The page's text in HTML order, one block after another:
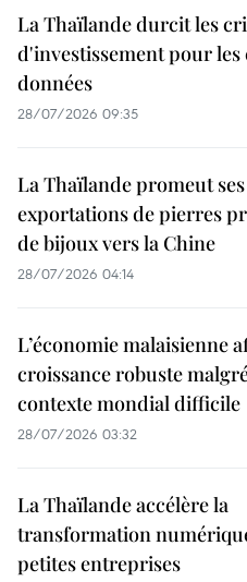
La Thaïlande durcit les
d'investissement pour les
données
28/07/2026 09:35
La Thaïlande promeut ses
exportations de pierres
de bijoux vers la Chine
28/07/2026 04:14
L’économie malaisienne
croissance robuste
contexte mondial difficile
28/07/2026 03:32
La Thaïlande accélère la
transformation
petites entreprises